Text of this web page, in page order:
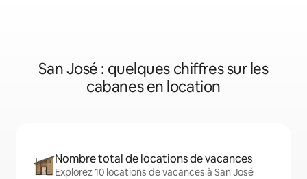
San José : quelques chiffres sur les
cabanes en location
Nombre total de locations de vacances
Explorez 10 locations de vacances à San José